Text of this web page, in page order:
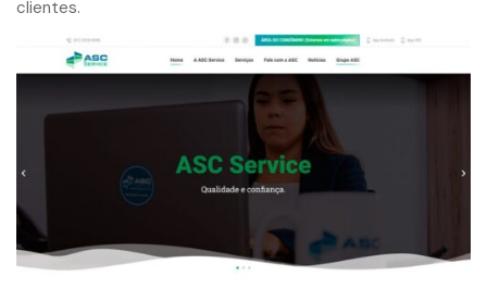
clientes.